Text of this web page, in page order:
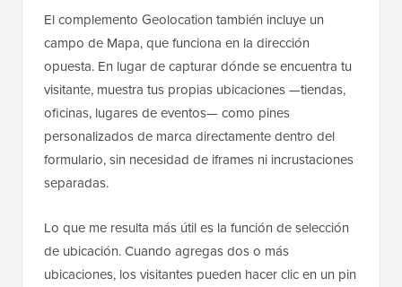
El complemento Geolocation también incluye un
campo de Mapa, que funciona en la dirección
opuesta. En lugar de capturar dónde se encuentra tu
visitante, muestra tus propias ubicaciones —tiendas,
oficinas, lugares de eventos— como pines
personalizados de marca directamente dentro del
formulario, sin necesidad de iframes ni incrustaciones
separadas.
Lo que me resulta más útil es la función de selección
de ubicación. Cuando agregas dos o más
ubicaciones, los visitantes pueden hacer clic en un pin